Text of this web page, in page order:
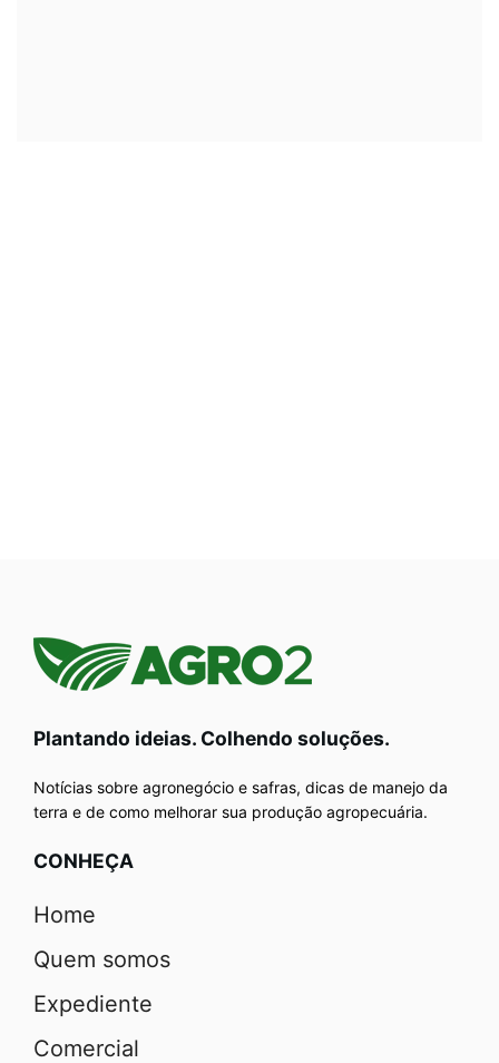
Plantando ideias. Colhendo soluções.
Notícias sobre agronegócio e safras, dicas de manejo da
terra e de como melhorar sua produção agropecuária.
CONHEÇA
Home
Quem somos
Expediente
Comercial